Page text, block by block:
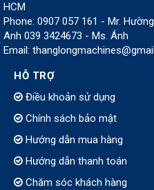
HCM
Phone: 0907 057 161 - Mr.
Anh 039 3424673 - Ms. Ánh
Email:
HỖ TRỢ
Điều khoản sử dụng
Chính sách bảo mật
Hướng dẫn mua hàng
Hướng dẫn thanh toán
Chăm sóc khách hàng